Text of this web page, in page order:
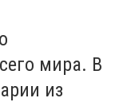
мира. В
из